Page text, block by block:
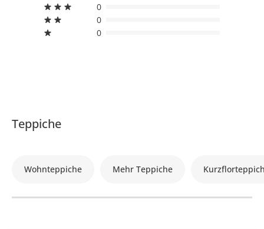
0
0
0
Teppiche
Wohnteppiche Mehr Teppiche